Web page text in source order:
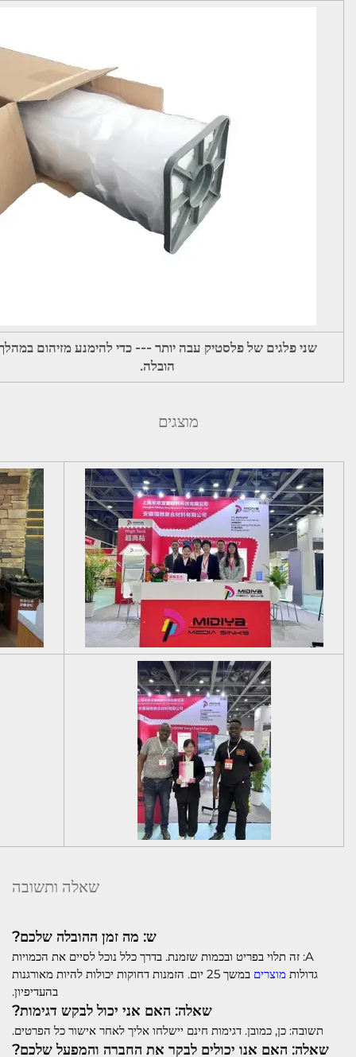
שני פלגים של פלסטיק עבה יותר --- כדי להימנע מזיהום
הובלה.
מוצגים
שאלה ותשובה
ש: מה זמן ההובלה שלכם?
A: זה תלוי בפריט ובכמות שזמנת. בדרך כלל נוכל לסיים את הכמויות
גדולות מוצרים
במשך 25 יום. הזמנות דחוקות יכולות להיות מאורגנות
בהעדיפיון.
שאלה: האם אני יכול לבקש דגימות?
תשובה: כן, כמובן. דגימות חינם יישלחו אליך לאחר אישור כל הפרטים.
שאלה: האם אנו יכולים לבקר את החברה והמפעל שלכם?